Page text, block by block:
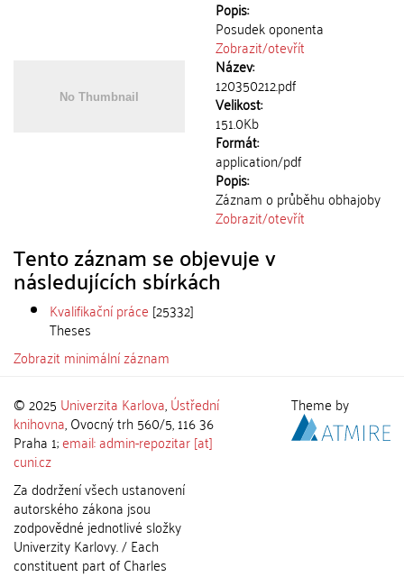
Popis:
Posudek oponenta
Zobrazit/otevřít
Název:
120350212.pdf
Velikost:
151.0Kb
Formát:
application/pdf
Popis:
Záznam o průběhu obhajoby
Zobrazit/otevřít
Tento záznam se objevuje v
následujících sbírkách
Kvalifikační práce [25332]
Theses
Zobrazit minimální záznam
© 2025 Univerzita Karlova,Ústřední
knihovna, Ovocný trh 560/5, 116 36
Praha 1;email: admin-repozitar [at]
cuni.cz
Za dodržení všech ustanovení
autorského zákona jsou
zodpovědné jednotlivé složky
Univerzity Karlovy. / Each
constituent part of Charles
Theme by